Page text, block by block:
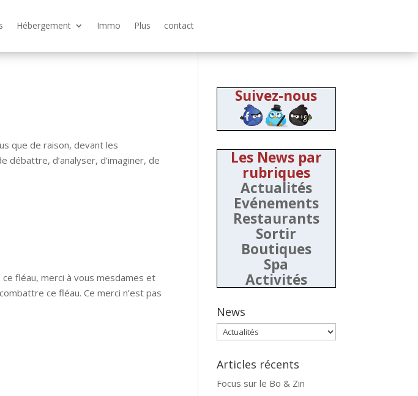
Hébergement Immo Plus contact
que de raison, devant les
débattre, d’analyser, d’imaginer, de
fléau, merci à vous mesdames et
ce fléau. Ce merci n’est pas
Suivez-nous
Les News par
rubriques
Actualités
Evénements
Restaurants
Sortir
Boutiques
Spa
Activités
News
News
Articles récents
Focus sur le Bo & Zin